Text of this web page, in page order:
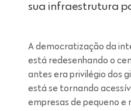
sua infraestrutura
A democratização da
está redesenhando o
antes era privilégio dos
está se tornando
empresas de pequeno e